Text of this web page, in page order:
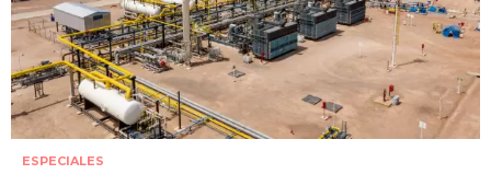
ESPECIALES